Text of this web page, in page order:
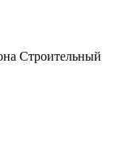
Строительный